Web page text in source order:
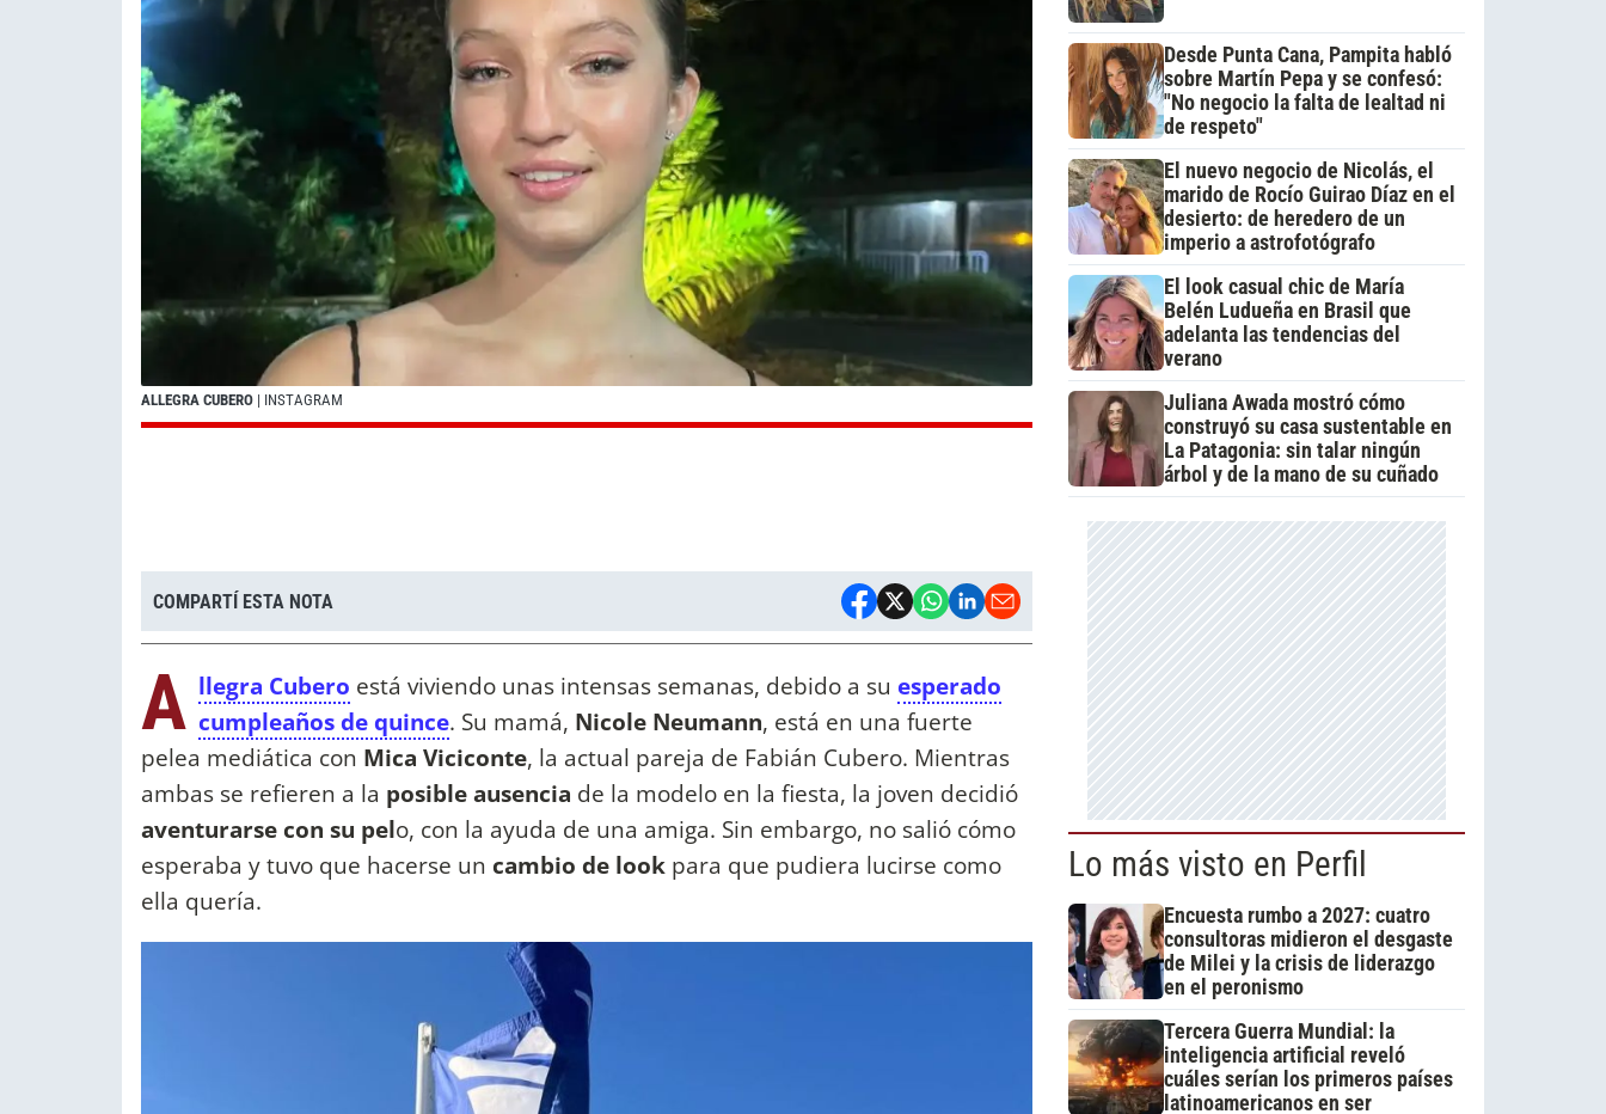
ALLEGRA CUBERO | INSTAGRAM
COMPARTÍ ESTA NOTA
A llegra Cubero está viviendo unas intensas semanas, debido a su esperado
cumpleaños de quince. Su mamá, Nicole Neumann, está en una fuerte
pelea mediática con Mica Viciconte, la actual pareja de Fabián Cubero. Mientras
ambas se refieren a la posible ausencia de la modelo en la fiesta, la joven decidió
aventurarse con su pelo, con la ayuda de una amiga. Sin embargo, no salió cómo
esperaba y tuvo que hacerse un cambio de look para que pudiera lucirse como
ella quería.
Desde Punta Cana, Pampita habló
sobre Martín Pepa y se confesó:
"No negocio la falta de lealtad ni
de respeto"
El nuevo negocio de Nicolás, el
marido de Rocío Guirao Díaz en el
desierto: de heredero de un
imperio a astrofotógrafo
El look casual chic de María
Belén Ludueña en Brasil que
adelanta las tendencias del
verano
Juliana Awada mostró cómo
construyó su casa sustentable en
La Patagonia: sin talar ningún
árbol y de la mano de su cuñado
Lo más visto en Perfil
Encuesta rumbo a 2027: cuatro
consultoras midieron el desgaste
de Milei y la crisis de liderazgo
en el peronismo
Tercera Guerra Mundial: la
inteligencia artificial reveló
cuáles serían los primeros países
latinoamericanos en ser